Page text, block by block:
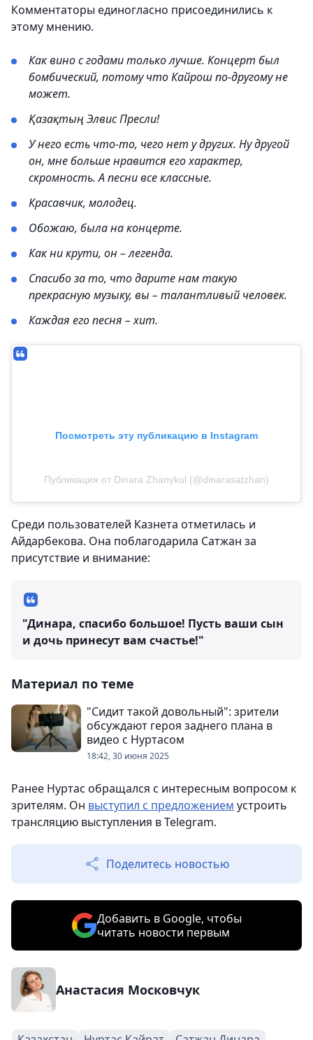
Комментаторы единогласно присоединились к
этому мнению.
Как вино с годами только лучше. Концерт был
бомбический, потому что Кайрош по-другому не
может.
Қазақтың Элвис Пресли!
У него есть что-то, чего нет у других. Ну другой
он, мне больше нравится его характер,
скромность. А песни все классные.
Красавчик, молодец.
Обожаю, была на концерте.
Как ни крути, он – легенда.
Спасибо за то, что дарите нам такую
прекрасную музыку, вы – талантливый человек.
Каждая его песня – хит.
Посмотреть эту публикацию в Instagram
Публикация от Dinara Zhanykul (@dinarasatzhan)
Среди пользователей Казнета отметилась и
Айдарбекова. Она поблагодарила Сатжан за
присутствие и внимание:
"Динара, спасибо большое! Пусть ваши сын
и дочь принесут вам счастье!"
Материал по теме
"Сидит такой довольный": зрители
обсуждают героя заднего плана в
видео с Нуртасом
18:42, 30 июня 2025
Ранее Нуртас обращался с интересным вопросом к
зрителям. Он выступил с предложением устроить
трансляцию выступления в Telegram.
Поделитесь новостью
Добавить в Google, чтобы
читать новости первым
Анастасия Московчук